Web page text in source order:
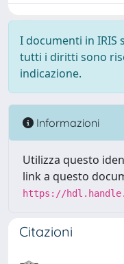
I documenti in
tutti i diritti sono
indicazione.
Informazioni
Utilizza questo
link a questo
https://
Citazioni